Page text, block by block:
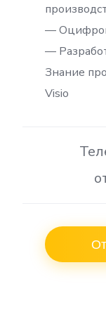
—
—
Знание
Visio